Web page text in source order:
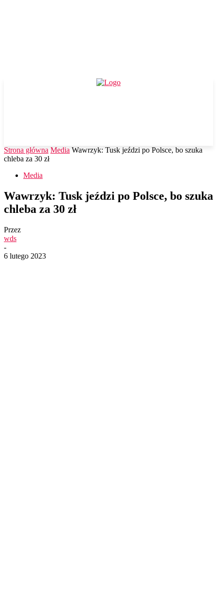
Strona główna Media Wawrzyk: Tusk jeździ po Polsce, bo szuka
chleba za 30 zł
Media
Wawrzyk: Tusk jeździ po Polsce, bo szuka
chleba za 30 zł
Przez
wds
-
6 lutego 2023